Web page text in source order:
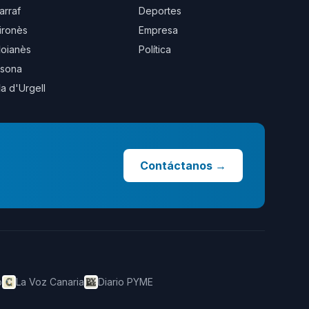
d'Urgell
Deportes
Empresa
Política
Contáctanos →
La Voz Canaria Diario PYME